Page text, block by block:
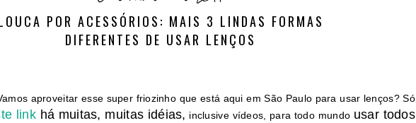
POR ACESSÓRIOS: MAIS 3 LINDAS FORMAS
DIFERENTES DE USAR LENÇOS
aproveitar esse super friozinho que está aqui em São Paulo para usar lenços? Só
linkhá muitas, muitas idéias, inclusive vídeos, para todo mundo usar todos